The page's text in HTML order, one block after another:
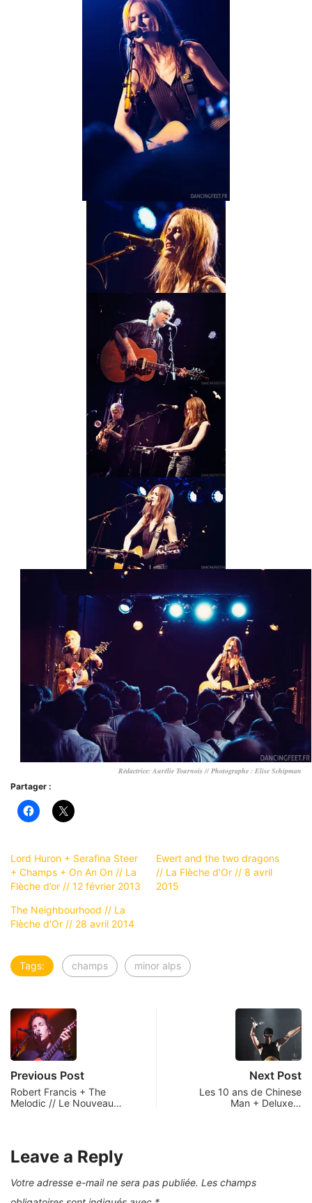
Rédactrice: Aurélie Tournois // Photographe : Elise Schipman
Partager :
Lord Huron + Serafina Steer
+ Champs + On An On // La
Flèche d’or // 12 février 2013
Ewert and the two dragons
// La Flèche d’Or // 8 avril
2015
The Neighbourhood // La
Flèche d’Or // 28 avril 2014
Tags: champs minor alps
Previous Post
Robert Francis + The
Melodic // Le Nouveau…
Next Post
Les 10 ans de Chinese
Man + Deluxe…
Leave a Reply
Votre adresse e-mail ne sera pas publiée. Les champs